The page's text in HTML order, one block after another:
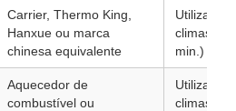
Carrier, Thermo King,
Hanxue ou marca
chinesa equivalente
Utilizado
climas
min.)
Aquecedor de
combustível ou
Utilizado
climas